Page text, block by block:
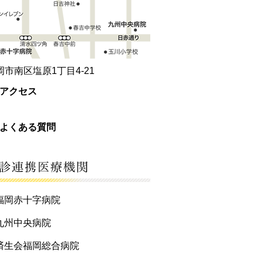
市南区塩原1丁目4-21
アクセス
よくある質問
岡赤十字病院
州中央病院
生会福岡総合病院